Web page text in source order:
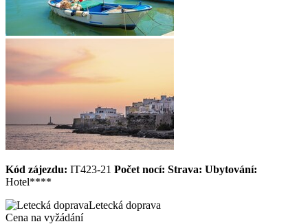
Kód zájezdu: IT423-21 Počet nocí: Strava: Ubytování:
Hotel****
Letecká doprava
Cena na vyžádání